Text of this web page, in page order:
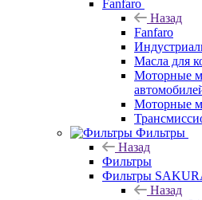
Fanfaro
Назад
Fanfaro
Масла для
Моторные
Моторные
Фильтры
Назад
Фильтры
Фильтры
Назад